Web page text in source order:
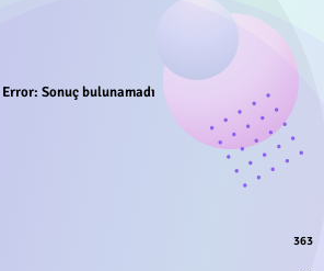
Error: Sonuç bulunamadı
363